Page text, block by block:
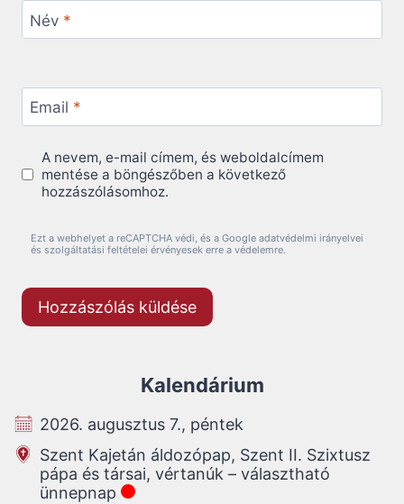
Név *
Email *
A nevem, e-mail címem, és weboldalcímem
mentése a böngészőben a következő
hozzászólásomhoz.
Ezt a webhelyet a reCAPTCHA védi, és a Google adatvédelmi irányelvei
és szolgáltatási feltételei érvényesek erre a védelemre.
Kalendárium
2026. augusztus 7., péntek
Szent Kajetán áldozópap, Szent II. Szixtusz
pápa és társai, vértanúk – választható
ünnepnap